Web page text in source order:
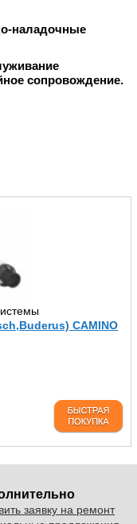
наладочные
сопровождение.
CAMINO
заявку на ремонт